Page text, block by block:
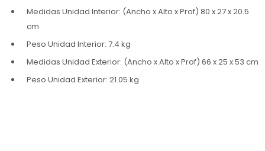
Medidas Unidad Interior: (Ancho x Alto x Prof) 80 x 27 x 20.5
cm
Peso Unidad Interior: 7.4 kg
Medidas Unidad Exterior: (Ancho x Alto x Prof) 66 x 25 x 53 cm
Peso Unidad Exterior: 21.05 kg